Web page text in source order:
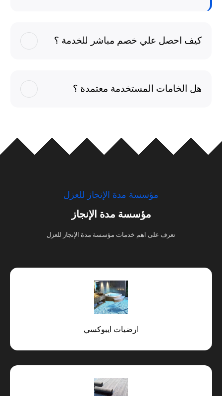
كيف احصل علي خصم مباشر للخدمة ؟
هل الخامات المستخدمة معتمدة ؟
مؤسسة مدة الإنجاز للعزل
مؤسسة مدة الإنجاز
تعرف على اهم خدمات مؤسسة مدة الإنجاز للعزل
ارضيات ايبوكسي